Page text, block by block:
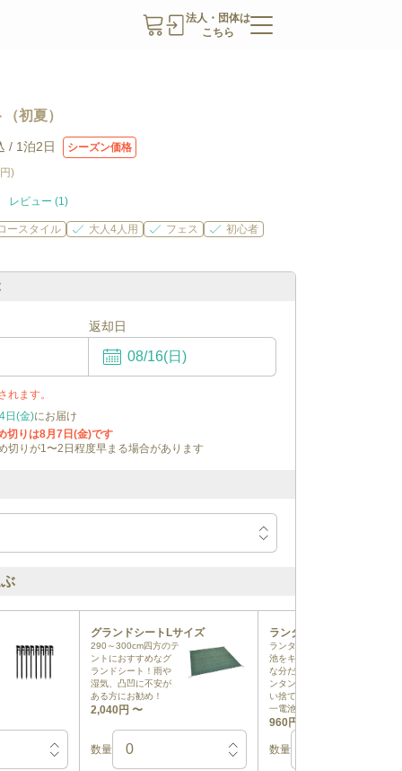
法人・団体は
こちら
初夏）
/ 1泊2日
シーズン価格
)
レビュー (1)
ースタイル 大人4人用 フェス
初心者
返却日
れます。
日(金)にお届け
切りは8月7日(金)です
切りが1〜2日程度早まる場合があります
グランドシートLサイズ
290～300cm四方のテ
ントにおすすめなグ
ランドシート！雨や
湿気、凸凹に不安が
ある方にお勧め！
2,040円 〜
数量
ランタン用単一電池(3本)
ランタンに必要な電
池をキャンプに必要
な分だけ！セットラ
ンタンに対応した使
い捨てのアルカリ単
一電池をご用意
960円
数量